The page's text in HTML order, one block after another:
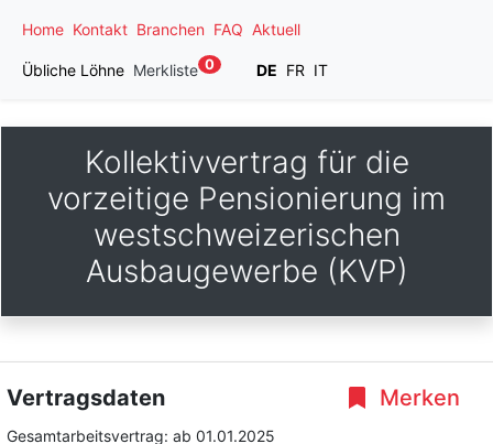
Home Kontakt Branchen FAQ Aktuell
Übliche Löhne Merkliste 0 DE FR IT
Kollektivvertrag für die
vorzeitige Pensionierung im
westschweizerischen
Ausbaugewerbe (KVP)
Merken
Vertragsdaten
Gesamtarbeitsvertrag: ab 01.01.2025